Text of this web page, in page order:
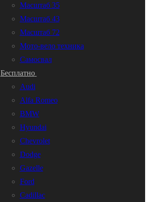
Масштаб 35
Масштаб 43
Масштаб 72
Мото-вело техника
Самосвал
Бесплатно
Audi
Alfa Romeo
BMW
Hyundai
Chevrolet
Dodge
Gazelle
Ford
Cadillac